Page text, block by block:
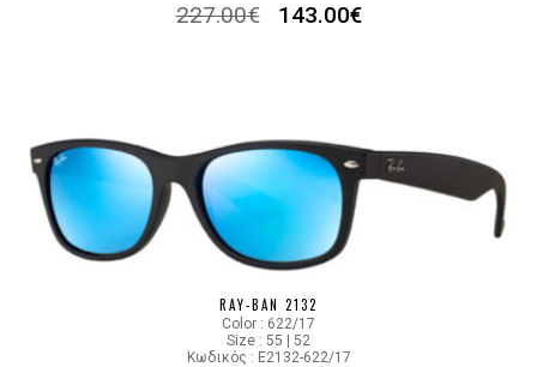
227.00€ 143.00€
RAY-BAN 2132
Color : 622/17
Size : 55 | 52
Κωδικός : E2132-622/17